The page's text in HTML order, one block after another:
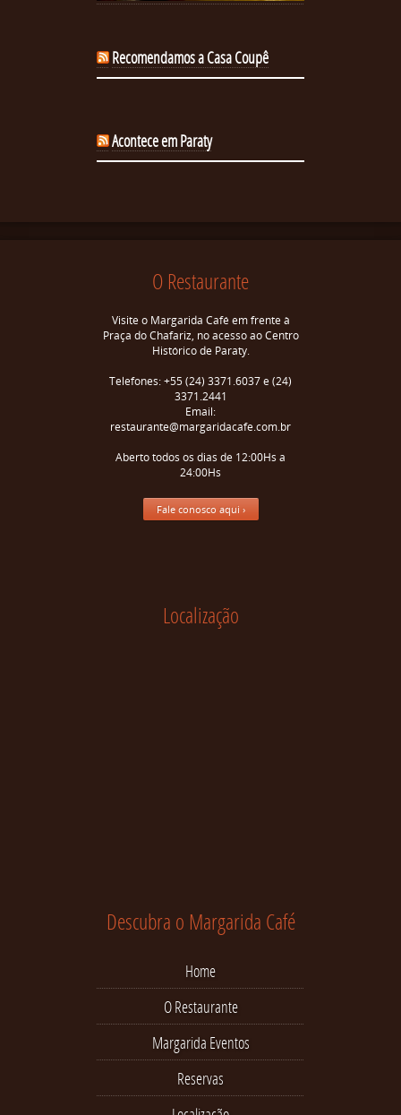
Recomendamos a Casa Coupê
Acontece em Paraty
O Restaurante
Visite o Margarida Café em frente à
Praça do Chafariz, no acesso ao Centro
Histórico de Paraty.
Telefones: +55 (24) 3371.6037 e (24)
3371.2441
Email:
restaurante@margaridacafe.com.br
Aberto todos os dias de 12:00Hs a
24:00Hs
Fale conosco aqui ›
Localização
Descubra o Margarida Café
Home
O Restaurante
Margarida Eventos
Reservas